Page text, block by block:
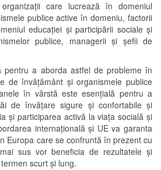
care lucrează în domeniul
publice active în domeniu, factorii
educației și participării sociale și
publice, managerii și șefii de
pentru a aborda astfel de probleme în
de învățământ și organismele publice
în vârstă este esențială pentru a
de învățare sigure și confortabile și
și participarea activă la viața socială și
internațională și UE va garanta
Europa care se confruntă în prezent cu
sus vor beneficia de rezultatele și
scurt și lung.